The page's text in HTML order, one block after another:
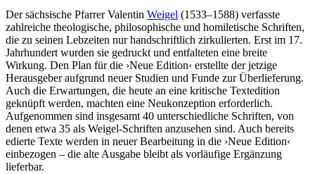
Der sächsische Pfarrer Valentin Weigel (1533–1588) verfasste
zahlreiche theologische, philosophische und homiletische Schriften,
die zu seinen Lebzeiten nur handschriftlich zirkulierten. Erst im 17.
Jahrhundert wurden sie gedruckt und entfalteten eine breite
Wirkung. Den Plan für die ›Neue Edition‹ erstellte der jetzige
Herausgeber aufgrund neuer Studien und Funde zur Überlieferung.
Auch die Erwartungen, die heute an eine kritische Textedition
geknüpft werden, machten eine Neukonzeption erforderlich.
Aufgenommen sind insgesamt 40 unterschiedliche Schriften, von
denen etwa 35 als Weigel-Schriften anzusehen sind. Auch bereits
edierte Texte werden in neuer Bearbeitung in die ›Neue Edition‹
einbezogen – die alte Ausgabe bleibt als vorläufige Ergänzung
lieferbar.